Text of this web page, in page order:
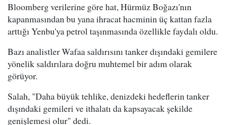
Bloomberg verilerine göre hat, Hürmüz Boğazı'nın
kapanmasından bu yana ihracat hacminin üç kattan fazla
arttığı Yenbu'ya petrol taşınmasında özellikle faydalı oldu.
Bazı analistler Wafaa saldırısını tanker dışındaki gemilere
yönelik saldırılara doğru muhtemel bir adım olarak
görüyor.
Salah, "Daha büyük tehlike, denizdeki hedeflerin tanker
dışındaki gemileri ve ithalatı da kapsayacak şekilde
genişlemesi olur" dedi.